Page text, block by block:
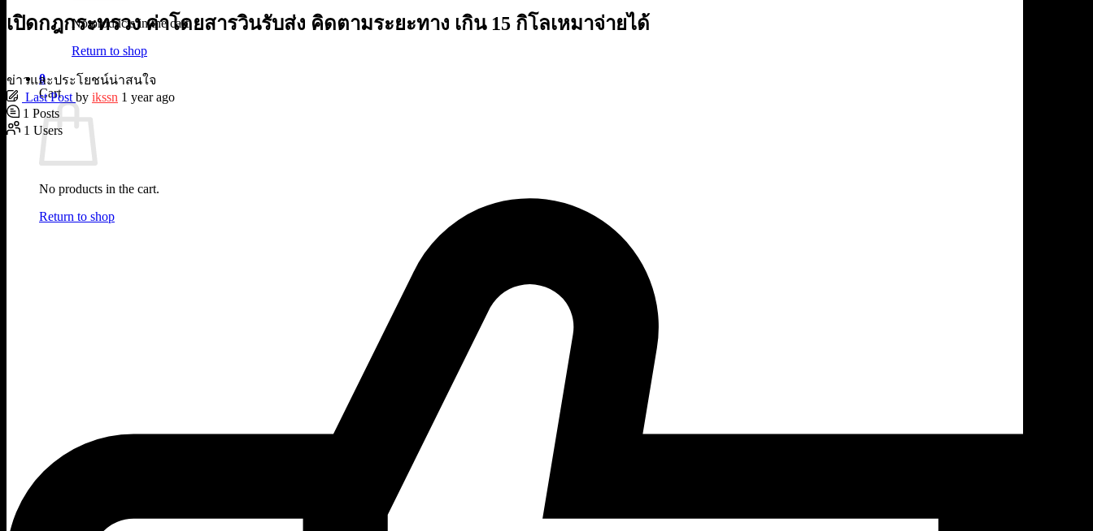
No products in the cart.
Return to shop
0
Cart
No products in the cart.
Return to shop
เปิดกฎกระทรวง ค่าโดยสารวินรับส่ง คิดตามระยะทาง เกิน 15 กิโลเหมาจ่ายได้
ข่าวและประโยชน์น่าสนใจ
Last Post by ikssn 1 year ago
1 Posts
1 Users